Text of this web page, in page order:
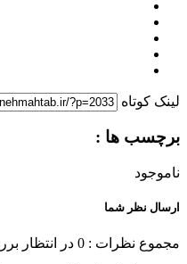
لینک کوتاه
برچسب ها :
ناموجود
ارسال نظر شما
مجموع نظرات : 0 در انتظار